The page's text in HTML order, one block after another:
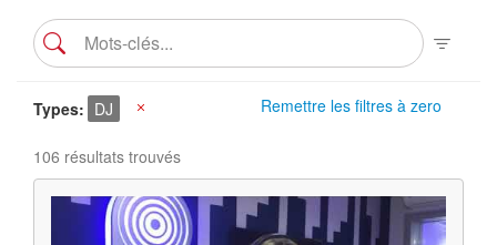
Remettre les filtres à zero
Types DJ
106 résultats trouvés